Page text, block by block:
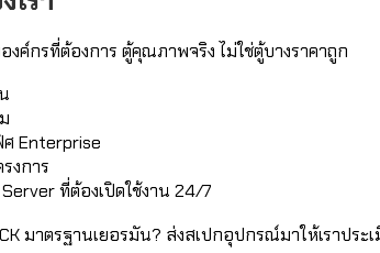
งค์กรที่ต้องการ ตู้คุณภาพจริง ไม่ใช่ตู้บางราคาถูก
Enterprise
งการ
ที่ต้องเปิดใช้งาน 24/7
มาตรฐานเยอรมัน? ส่งสเปกอุปกรณ์มาให้เราประ